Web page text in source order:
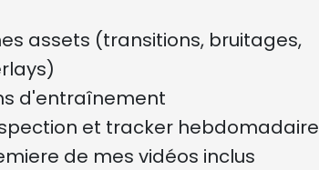
assets (transitions, bruitages,
d'entraînement
et tracker hebdomadaire
de mes vidéos inclus